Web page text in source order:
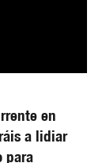
en
a lidiar
para